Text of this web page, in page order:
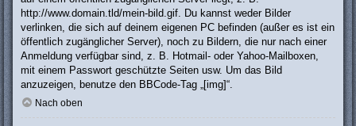
http://www.domain.tld/mein-bild.gif. Du kannst weder Bilder
verlinken, die sich auf deinem eigenen PC befinden (außer es ist ein
öffentlich zugänglicher Server), noch zu Bildern, die nur nach einer
Anmeldung verfügbar sind, z. B. Hotmail- oder Yahoo-Mailboxen,
mit einem Passwort geschützte Seiten usw. Um das Bild
anzuzeigen, benutze den BBCode-Tag „[img]“.
Nach oben